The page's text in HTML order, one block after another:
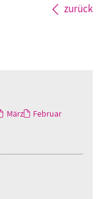
zurück
März
Februar